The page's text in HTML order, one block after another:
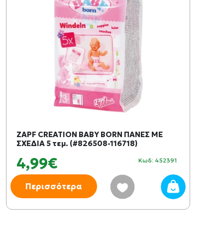
ZAPF CREATION BABY BORN ΠΑΝΕΣ ΜΕ
ΣΧΕΔΙΑ 5 τεμ. (#826508-116718)
4,99€ Κωδ: 452391
Περισσότερα